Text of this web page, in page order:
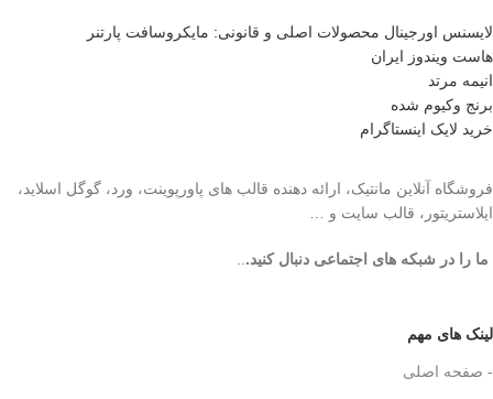
لایسنس اورجینال محصولات اصلی و قانونی: مایکروسافت پارتنر
هاست ویندوز ایران
انیمه مرتد
برنج وکیوم شده
خرید لایک اینستاگرام
فروشگاه آنلاین مانتیک، ارائه دهنده قالب های پاورپوینت، ورد، گوگل اسلاید،
ایلاستریتور، قالب سایت و …
ما را در شبکه های اجتماعی دنبال کنید...
لینک های مهم
- صفحه اصلی